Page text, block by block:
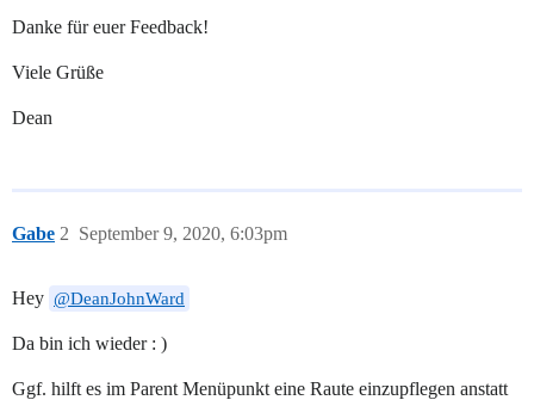
Danke für euer Feedback!
Viele Grüße
Dean
Gabe September 9, 2020, 6:03pm
2
Hey @DeanJohnWard
Da bin ich wieder : )
Ggf. hilft es im Parent Menüpunkt eine Raute einzupflegen anstatt